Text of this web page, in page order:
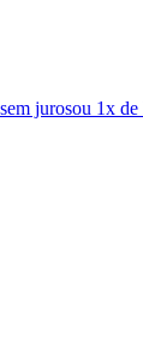
jurosou 1x de